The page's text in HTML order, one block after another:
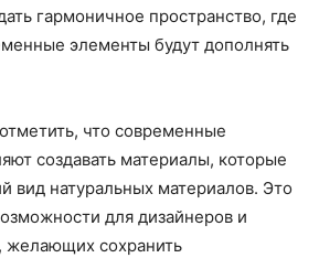
гармоничное пространство, где
элементы будут дополнять
что современные
создавать материалы, которые
вид натуральных материалов. Это
для дизайнеров и
желающих сохранить